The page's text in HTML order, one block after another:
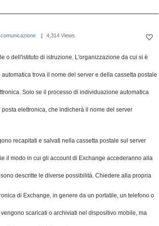
comunicazione | 4,314 Views
o dell'istituto di istruzione. L'organizzazione da cui si è
trova il nome del server e della cassetta postale
Solo se il processo di individuazione automatica
elettronica, che indicherà il nome del server
recapitati e salvati nella cassetta postale sul server
il modo in cui gli account di Exchange accederanno alla
descritte le diverse possibilità. Chiedere alla propria
di Exchange, in genere da un portatile, un telefono o
scaricati o archiviati nel dispositivo mobile, ma